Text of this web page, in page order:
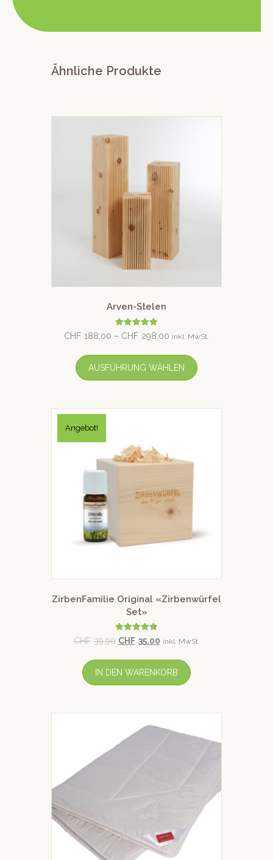
Ähnliche Produkte
Arven-Stelen
Bewertet
mit
von 5
CHF 188.00 – CHF 298.00 inkl. MwSt.
AUSFÜHRUNG WÄHLEN
Angebot!
ZirbenFamilie Original «Zirbenwürfel
Set»
Bewertet
mit
von 5
CHF 39.90 CHF 35.00 inkl. MwSt.
IN DEN WARENKORB